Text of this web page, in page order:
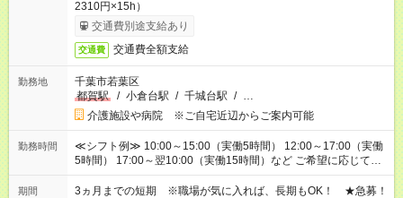
2310円×15h）
交通費別途支給あり
交通費 交通費全額支給
勤務地
千葉市若葉区
都賀駅
/ 小倉台駅 / 千城台駅 / …
介護施設や病院 ※ご自宅近辺からご案内可能
勤務時間
≪シフト例≫ 10:00～15:00（実働5時間） 12:00～17:00（実働
5時間） 17:00～翌10:00（実働15時間）など ご希望に応じて、
働く時間は調整できます！ お気軽に担当へ相談ください！
期間
3ヵ月までの短期 ※職場が気に入れば、長期もOK！ ★急募！